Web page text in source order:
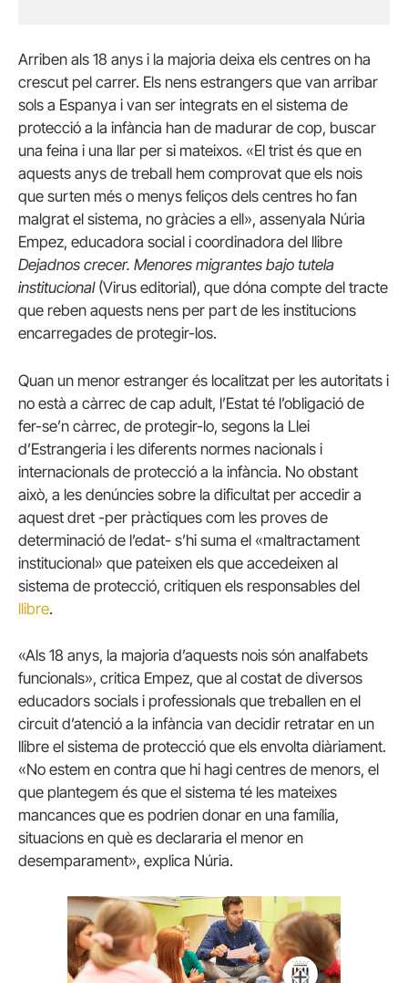
Arriben als 18 anys i la majoria deixa els centres on ha
crescut pel carrer. Els nens estrangers que van arribar
sols a Espanya i van ser integrats en el sistema de
protecció a la infància han de madurar de cop, buscar
una feina i una llar per si mateixos. «El trist és que en
aquests anys de treball hem comprovat que els nois
que surten més o menys feliços dels centres ho fan
malgrat el sistema, no gràcies a ell», assenyala Núria
Empez, educadora social i coordinadora del llibre
Dejadnos crecer. Menores migrantes bajo tutela
institucional(Virus editorial), que dóna compte del tracte
que reben aquests nens per part de les institucions
encarregades de protegir-los.
Quan un menor estranger és localitzat per les autoritats i
no està a càrrec de cap adult, l’Estat té l’obligació de
fer-se’n càrrec, de protegir-lo, segons la Llei
d’Estrangeria i les diferents normes nacionals i
internacionals de protecció a la infància. No obstant
això, a les denúncies sobre la dificultat per accedir a
aquest dret -per pràctiques com les proves de
determinació de l’edat- s’hi suma el «maltractament
institucional» que pateixen els que accedeixen al
sistema de protecció, critiquen els responsables del
llibre.
«Als 18 anys, la majoria d’aquests nois són analfabets
funcionals», critica Empez, que al costat de diversos
educadors socials i professionals que treballen en el
circuit d’atenció a la infància van decidir retratar en un
llibre el sistema de protecció que els envolta diàriament.
«No estem en contra que hi hagi centres de menors, el
que plantegem és que el sistema té les mateixes
mancances que es podrien donar en una família,
situacions en què es declararia el menor en
desemparament», explica Núria.